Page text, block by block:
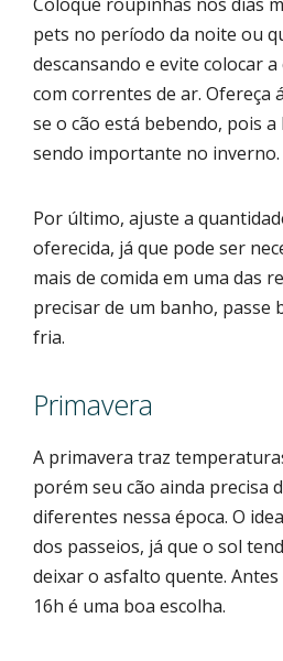
pets no período da noite ou
descansando e evite colocar
com correntes de ar. Ofereça
se o cão está bebendo, pois
sendo importante no inverno.
Por último, ajuste a
oferecida, já que pode ser
mais de comida em uma das
precisar de um banho, passe
fria.
Primavera
A primavera traz
porém seu cão ainda precisa
diferentes nessa época. O
dos passeios, já que o sol
deixar o asfalto quente. Antes
16h é uma boa escolha.